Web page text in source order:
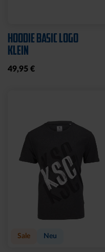
HOODIE BASIC LOGO
KLEIN
49,95 €
Sale Neu